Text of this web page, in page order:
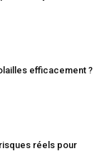
efficacement ?
réels pour